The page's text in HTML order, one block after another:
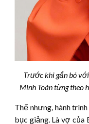
Trước khi gắn bó
Minh Toán từng theo
Thế nhưng, hành
bục giảng. Là vợ của